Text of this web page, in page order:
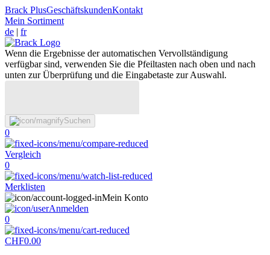
Brack PlusGeschäftskundenKontakt
Mein Sortiment
de | fr
Wenn die Ergebnisse der automatischen Vervollständigung
verfügbar sind, verwenden Sie die Pfeiltasten nach oben und nach
unten zur Überprüfung und die Eingabetaste zur Auswahl.
Suchen
0
Vergleich
0
Merklisten
Mein Konto
Anmelden
0
CHF0.00